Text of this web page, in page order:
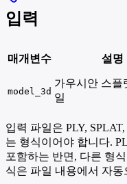
입력
매개변수 설명
model_3d
가우시안 스플
일
입력 파일은 PLY,
는 형식이어야 합니다.
포함하는 반면, 다른 형
식은 파일 내용에서 자